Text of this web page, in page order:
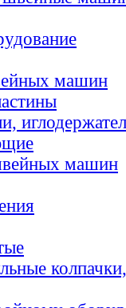
машин
машин